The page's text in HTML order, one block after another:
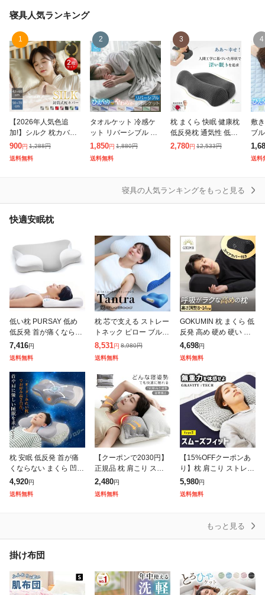
布団カバー
布団圧縮袋
抱き枕
掛け布団
敷きパッド・ベッドパッド
枕カバー
毛布
着る毛布
電気毛布・ひざ掛け
その他寝具
寝具人気ランキング
1
【2026年人気色追
加!】シルク 枕カバー
洗濯機 洗える 2枚セ
ット 乾燥機 43×60 枕
カバー 50×70封筒式
900円 1,288円
送料無料
2
タオルケット 冷感ケ
ット リバーシブル シ
ングル 140×190cm ひ
んやり 接触冷感 やわ
らか パイル 丸洗いOK
1,850円 1,880円
送料無料
3
枕 まくら 快眠 健康枕
低反発枕 通気性 低反
発 まくら 肩こり 首こ
2,780円 12,533円
4
敷
ブ
ッ
洗
送料
寝具の人気ランキングをもっと見る
快適安眠枕
低い枕 PURSAY 低め
低反発 首が痛くならな
い 枕 極低2CM【3D立
体構造薄い枕×自然な寝
姿勢に導く快適な低
さ】高さ調整
7,416円
送料無料
枕 芯で支える ストレー
トネック ピロー ブルー
ブラッド タントラ TAN
TRA BlueBlood コアピ
8,531円 8,980円
送料無料
GOKUMIN 枕 まくら 低
反発 高め 硬め 硬い 横
向き 寝返り 高さ調整可
能 【高め×硬めで頭か
ら首まで支える】安眠
枕 枕
4,698円
送料無料
枕 安眠 低反発 首が痛
くならない まくら 凹型
の中空設計 頭が安定し
首や肩の負担にならな
い 高さ調整可 仰向き
4,920円
送料無料
【クーポンで2030円】
正規品 枕 肩こり スト
レートネック 頭痛 肩凝
り マクラ まくら 快眠
安眠 枕 頸椎サポート
2,480円
送料無料
【15%OFFクーポンあ
り】枕 肩こり ストレー
トネック 快眠 TPE枕 ゲ
ル 洗える ジェル枕 枕
高さ調整 シート付 スム
5,980円
送料無料
もっと見る
掛け布団